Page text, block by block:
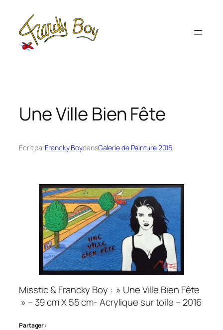
contenu
Une Ville Bien Fête
Écrit parFrancky BoydansGalerie de Peinture 2016
Misstic & Francky Boy : » Une Ville Bien Fête
» – 39 cm X 55 cm- Acrylique sur toile – 2016
Partager :